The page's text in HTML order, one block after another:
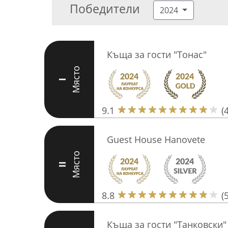
Победители 2024
I Място
Къща за гости "Тонас"
9.1
II Място
Guest House Hanovete
8.8
Къща за гости "Танковски"